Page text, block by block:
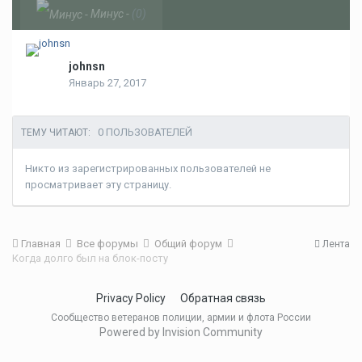
Минус - (0)
johnsn
Январь 27, 2017
ТЕМУ ЧИТАЮТ: 0 ПОЛЬЗОВАТЕЛЕЙ
Никто из зарегистрированных пользователей не
просматривает эту страницу.
Лента
Главная Все форумы
Общий форум
Когда долго был на блок-посту
Privacy Policy Обратная связь
Сообщество ветеранов полиции, армии и флота России
Powered by Invision Community